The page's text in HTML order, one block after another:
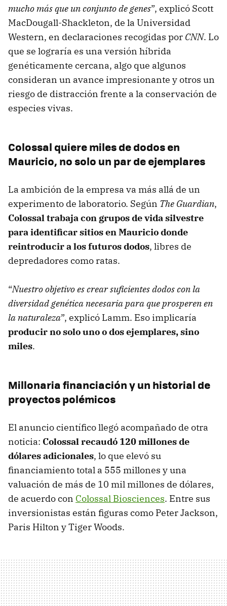
mucho más que un conjunto de genes”, explicó Scott
MacDougall-Shackleton, de la Universidad
Western, en declaraciones recogidas por CNN. Lo
que se lograría es una versión híbrida
genéticamente cercana, algo que algunos
consideran un avance impresionante y otros un
riesgo de distracción frente a la conservación de
especies vivas.
Colossal quiere miles de dodos en
Mauricio, no solo un par de ejemplares
La ambición de la empresa va más allá de un
experimento de laboratorio. Según The Guardian,
Colossal trabaja con grupos de vida silvestre
para identificar sitios en Mauricio donde
reintroducir a los futuros dodos, libres de
depredadores como ratas.
“Nuestro objetivo es crear suficientes dodos con la
diversidad genética necesaria para que prosperen en
la naturaleza”, explicó Lamm. Eso implicaría
producir no solo uno o dos ejemplares, sino
miles.
Millonaria financiación y un historial de
proyectos polémicos
El anuncio científico llegó acompañado de otra
noticia: Colossal recaudó 120 millones de
dólares adicionales, lo que elevó su
financiamiento total a 555 millones y una
valuación de más de 10 mil millones de dólares,
de acuerdo con Colossal Biosciences. Entre sus
inversionistas están figuras como Peter Jackson,
Paris Hilton y Tiger Woods.